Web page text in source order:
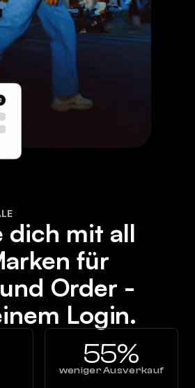
dich mit all
für
Order -
Login.
55%
weniger Ausverkauf